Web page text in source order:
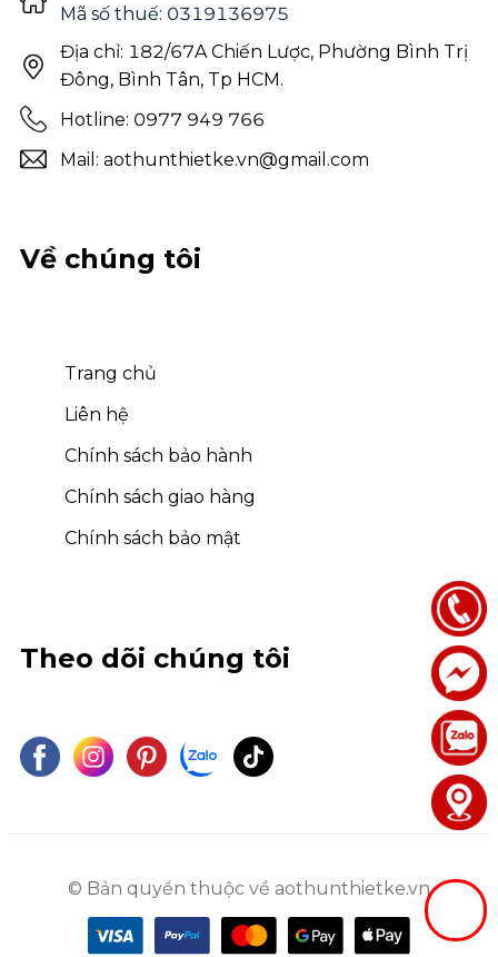
Theo dõi chúng tôi
Về chúng tôi
Trang chủ
Liên hệ
Chính sách bảo hành
Chính sách giao hàng
Chính sách bảo mật
Hotline: 0977 949 766
Mail: aothunthietke.vn@gmail.com
Địa chỉ: 182/67A Chiến Lược, Phường Bình Trị
Đông, Bình Tân, Tp HCM.
Mã số thuế: 0319136975
© Bản quyền thuộc về aothunthietke.vn